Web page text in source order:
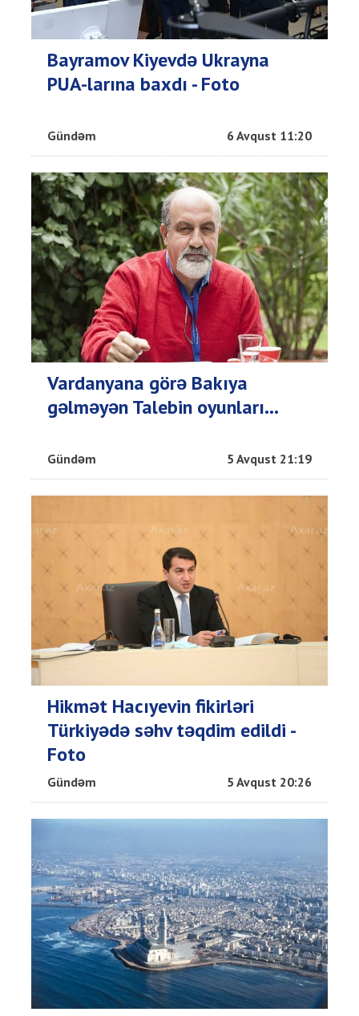
Bayramov Kiyevdə Ukrayna
PUA-larına baxdı - Foto
Gündəm 6 Avqust 11:20
Vardanyana görə Bakıya
gəlməyən Talebin oyunları...
Gündəm 5 Avqust 21:19
Hikmət Hacıyevin fikirləri
Türkiyədə səhv təqdim edildi -
Foto
Gündəm 5 Avqust 20:26